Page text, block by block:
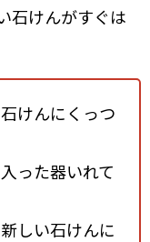
石けんがすぐは
けんにくっつ
った器いれて
しい石けんに